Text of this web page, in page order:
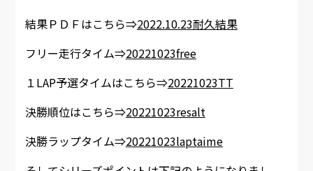
結果ＰＤＦはこちら⇒2022.10.23耐久結果
フリー走行タイム⇒20221023free
１LAP予選タイムはこちら⇒20221023TT
決勝順位はこちら⇒20221023resalt
決勝ラップタイム⇒20221023laptaime